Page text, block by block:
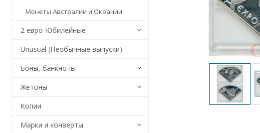
Монеты Австралии и Океании
2 евро Юбилейные
Unusual (Необычные выпуски)
Боны, банкноты
Жетоны
Копии
Марки и конверты